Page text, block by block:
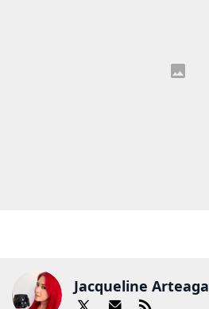
Jacqueline Arteaga